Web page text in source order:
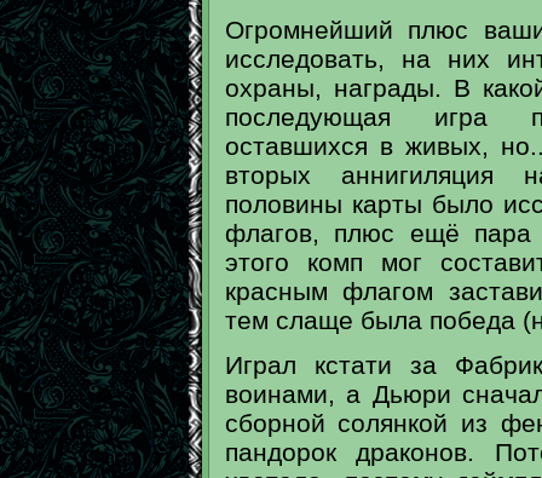
Огромнейший плюс
исследовать, на них
охраны, награды. В
последующая игра
оставшихся в живых,
вторых аннигиляция
половины карты было
флагов, плюс ещё пара
этого комп мог
красным флагом
тем слаще была победа
Играл кстати за
воинами, а Дьюри
сборной солянкой из
пандорок драконов.